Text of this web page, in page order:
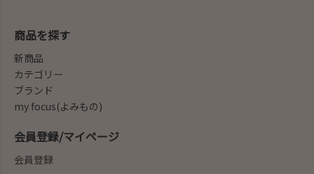
商品を探す
新商品
カテゴリー
ブランド
my focus(よみもの)
会員登録/マイページ
会員登録